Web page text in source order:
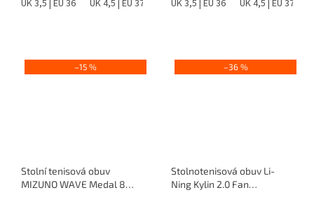
UK 3,5 | EU 36 UK 4,5 | EU 37 UK 5 | EU 38 UK 6 | EU 39 UK 6,5 |
UK 3,5 | EU 36 UK 4,5 | EU 37
–15 %
Stolní tenisová obuv
MIZUNO WAVE Medal 8
–36 %
Stolnotenisová obuv Li-
Ning Kylin 2.0 Fan